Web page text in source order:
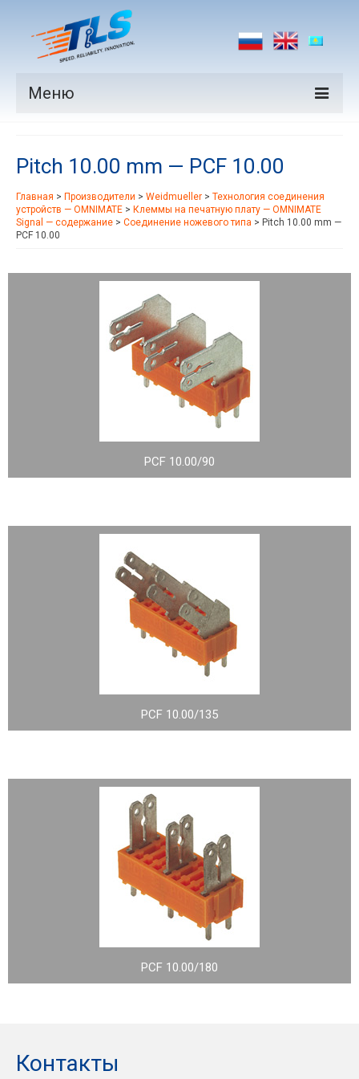
Меню
Производители
Рынки
Новости
Pitch 10.00 mm — PCF 10.00
Главная > Производители > Weidmueller > Технология соединения
устройств — OMNIMATE > Клеммы на печатную плату — OMNIMATE
Signal — содержание > Соединение ножевого типа > Pitch 10.00 mm —
PCF 10.00
PCF 10.00/90
PCF 10.00/135
PCF 10.00/180
Контакты